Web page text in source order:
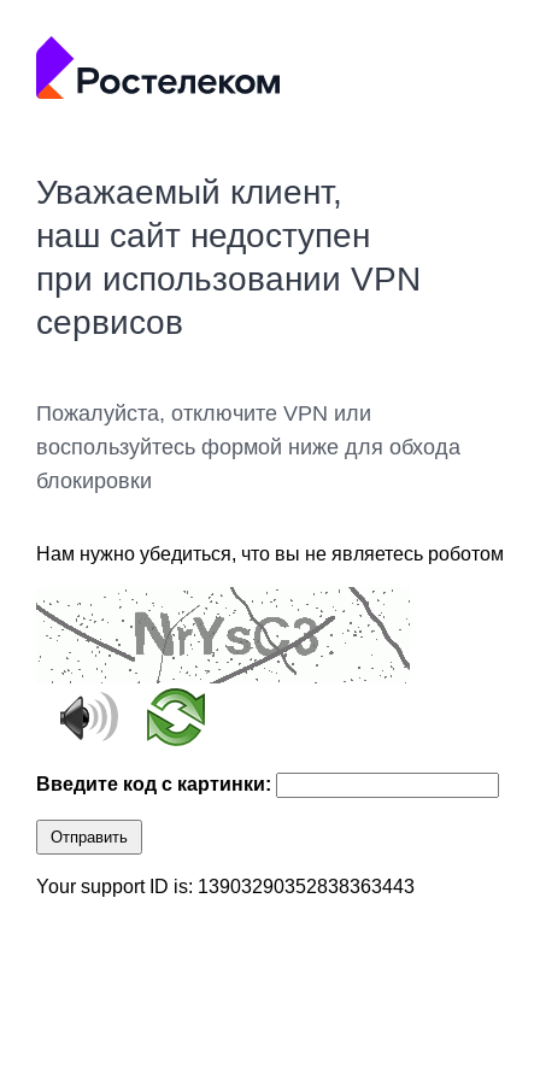
Уважаемый клиент,
наш сайт недоступен
при использовании VPN
сервисов
Пожалуйста, отключите VPN или
воспользуйтесь формой ниже для обхода
блокировки
Нам нужно убедиться, что вы не являетесь роботом
Введите код с картинки:
Отправить
Your support ID is: 13903290352838363443